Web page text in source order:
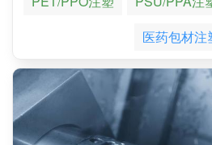
医药包材注